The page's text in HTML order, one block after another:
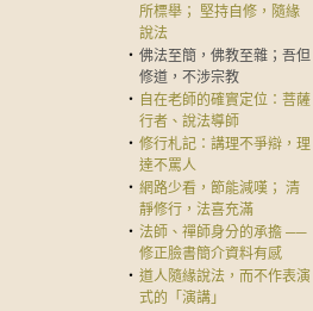
所標舉； 堅持自修，隨緣
說法
‧ 佛法至簡，佛教至雜；吾但
修道，不涉宗教
‧ 自在老師的確實定位：菩薩
行者、說法導師
‧ 修行札記：講理不爭辯，理
達不罵人
‧ 網路少看，節能減嘆； 清
靜修行，法喜充滿
‧ 法師、禪師身分的承擔 ──
修正臉書簡介資料有感
‧ 道人隨緣說法，而不作表演
式的「演講」